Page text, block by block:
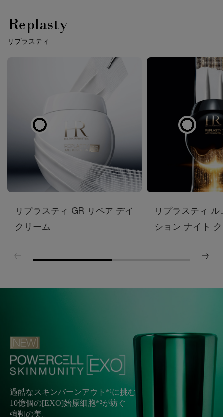
Replasty
リプラスティ
リプラスティ GR リペア デイ
クリーム
リプラスティ ル
ション ナイト
過酷なスキンバーンアウト*¹に挑む​
10億個の[EXO]始原細胞*²が紡ぐ​
強靭の美。